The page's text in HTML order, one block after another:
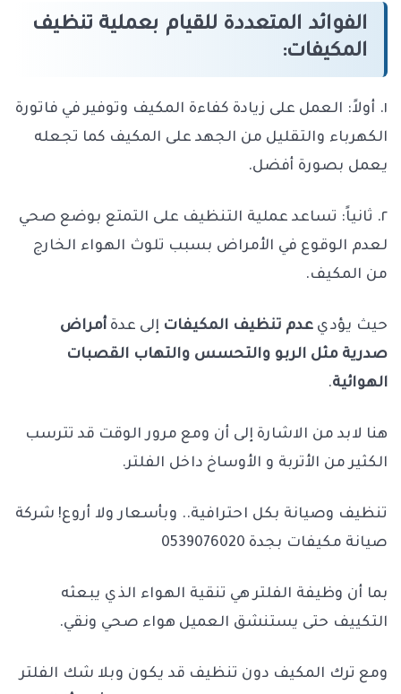
الفوائد المتعددة للقيام بعملية تنظيف
المكيفات:
١. أولاً: العمل على زيادة كفاءة المكيف وتوفير في فاتورة
الكهرباء والتقليل من الجهد على المكيف كما تجعله
يعمل بصورة أفضل.
٢. ثانياً: تساعد عملية التنظيف على التمتع بوضع صحي
لعدم الوقوع في الأمراض بسبب تلوث الهواء الخارج
من المكيف.
حيث يؤدي عدم تنظيف المكيفات إلى عدة أمراض
صدرية مثل الربو والتحسس والتهاب القصبات
الهوائية.
هنا لابد من الاشارة إلى أن ومع مرور الوقت قد تترسب
الكثير من الأتربة و الأوساخ داخل الفلتر.
تنظيف وصيانة بكل احترافية.. وبأسعار ولا أروع! شركة
صيانة مكيفات بجدة 0539076020
بما أن وظيفة الفلتر هي تنقية الهواء الذي يبعثه
التكييف حتى يستنشق العميل هواء صحي ونقي.
ومع ترك المكيف دون تنظيف قد يكون وبلا شك الفلتر